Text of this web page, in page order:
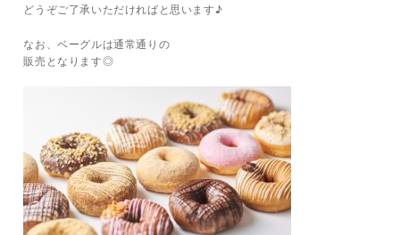
どうぞご了承いただければと思います♪
なお、ベーグルは通常通りの
販売となります◎